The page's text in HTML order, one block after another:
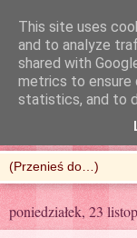
R'n'G
poniedziałek, 23
This site uses
and to analyze
shared with
metrics to ensure
statistics, and to